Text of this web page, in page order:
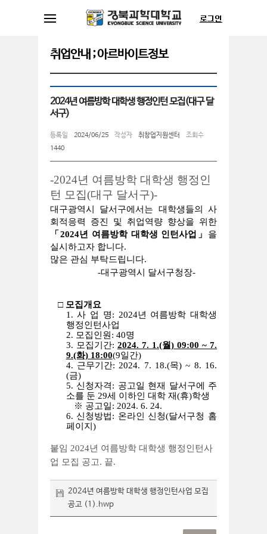
취업안내 ; 아르바이트정보
2024년 여름방학 대학생 행정인턴 모집(대구 달
서구)
등록일 2024/06/25 작성자 취창업지원센터
조회수
1440
-2024년 여름방학 대학생 행정인
턴 모집(대구 달서구)-
대구광역시 달서구에서는 대학생들의 사
회적응력 증진 및 취업역량 향상을 위한
「2024년 여름방학 대학생 인턴사업」 을
실시하고자 합니다.
많은 관심 부탁드립니다.
-대구광역시 달서구청장-
□ 모집개요
1. 사 업 명: 2024년 여름방학 대학생
행정인턴사업
2. 모집인원: 40명
3. 모집기간: 2024. 7. 1.(월) 09:00 ~ 7.
9.(화) 18:00(9일간)
4. 근무기간: 2024. 7. 18.(목) ~ 8. 16.
(금)
5. 신청자격: 공고일 현재 달서구에 주
소를 둔 29세 이하인 대학 재(휴)학생
※ 공고일: 2024. 6. 24.
6. 신청방법: 온라인 신청(달서구청 홈
페이지)
붙임 2024년 여름방학 대학생 행정인턴사
업 모집 공고. 끝.
2024년 여름방학 대학생 행정인턴사업 모집
공고 (1).hwp